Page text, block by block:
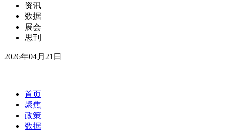
资讯
数据
展会
思刊
2026年04月21日
首页
聚焦
政策
数据